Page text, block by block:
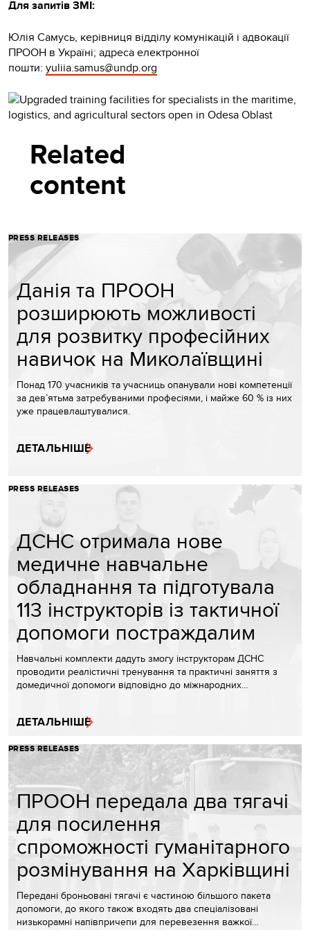
Для запитів ЗМІ:
Юлія Самусь, керівниця відділу комунікацій і адвокації
ПРООН в Україні; адреса електронної
пошти: yuliia.samus@undp.org
Related
content
PRESS RELEASES
Данія та ПРООН
розширюють можливості
для розвитку професійних
навичок на Миколаївщині
Понад 170 учасників та учасниць опанували нові компетенції
за дев’ятьма затребуваними професіями, і майже 60 % із них
уже працевлаштувалися.
ДЕТАЛЬНІШЕ
PRESS RELEASES
ДСНС отримала нове
медичне навчальне
обладнання та підготувала
113 інструкторів із тактичної
допомоги постраждалим
Навчальні комплекти дадуть змогу інструкторам ДСНС
проводити реалістичні тренування та практичні заняття з
домедичної допомоги відповідно до міжнародних…
ДЕТАЛЬНІШЕ
PRESS RELEASES
ПРООН передала два тягачі
для посилення
спроможності гуманітарного
розмінування на Харківщині
Передані броньовані тягачі є частиною більшого пакета
допомоги, до якого також входять два спеціалізовані
низькорамні напівпричепи для перевезення важкої…